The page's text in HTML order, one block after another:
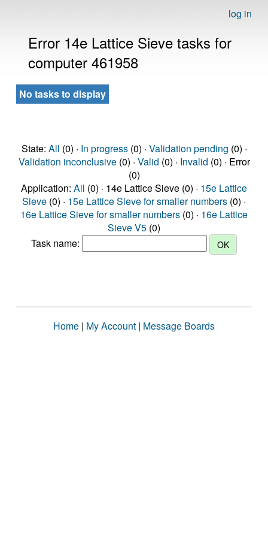
log in
Error 14e Lattice Sieve tasks for
computer 461958
No tasks to display
State: All (0) · In progress(0) · Validation pending (0) ·
Validation inconclusive(0) · Valid (0) · Invalid (0) · Error
(0)
Application: All (0) · 14e Lattice Sieve (0) · 15e Lattice
Sieve (0) · 15e Lattice Sieve for smaller numbers (0) ·
16e Lattice Sieve for smaller numbers (0) · 16e Lattice
Sieve V5 (0)
Task name:
Home | My Account | Message Boards